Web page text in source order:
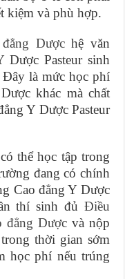
kiệm và phù hợp.
Dượchệ văn
Dược Pasteur sinh
Đây là mức học phí
khác mà chất
Y Dược Pasteur
thể học tập trong
đang có chính
Cao đẳng Y Dược
thí sinh đủ Điều
đẳng Dượcvà nộp
thời gian sớm
học phí nếu trúng